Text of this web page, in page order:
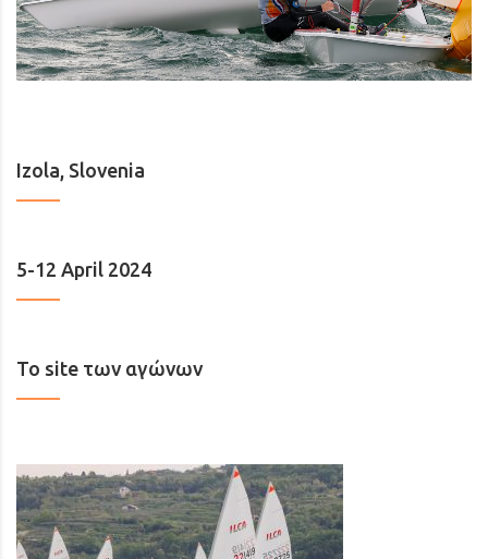
Izola, Slovenia
5-12 April 2024
Το site των αγώνων